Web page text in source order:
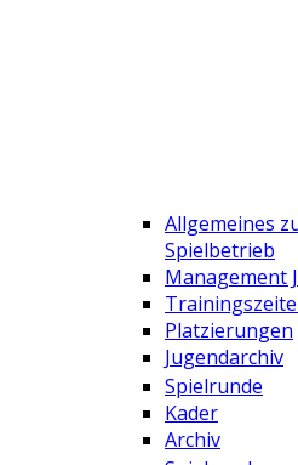
Allgemeines
Spielbetrieb
Management
Platzierungen
Jugendarchiv
Spielrunde
Kader
Archiv